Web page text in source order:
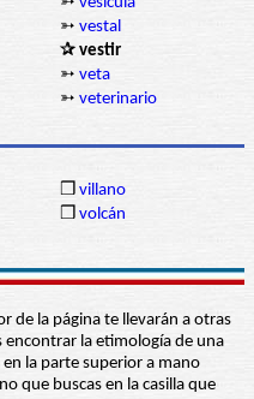
➳ vestal
✰ vestir
➳ veta
➳ veterinario
❒ villano
❒ volcán
de la página te llevarán a otras
encontrar la etimología de una
la parte superior a mano
que buscas en la casilla que